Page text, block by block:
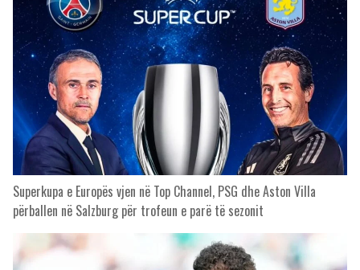
Superkupa e Europës vjen në Top Channel, PSG dhe Aston Villa
përballen në Salzburg për trofeun e parë të sezonit